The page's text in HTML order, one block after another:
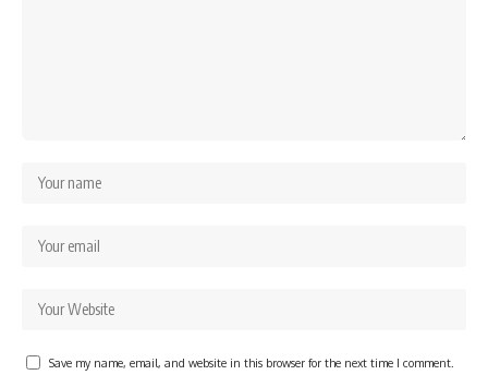
Save my name, email, and website in this browser for the next time I comment.